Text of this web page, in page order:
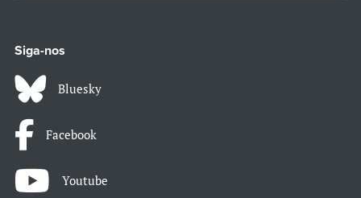
Siga-nos
Bluesky
Facebook
Youtube